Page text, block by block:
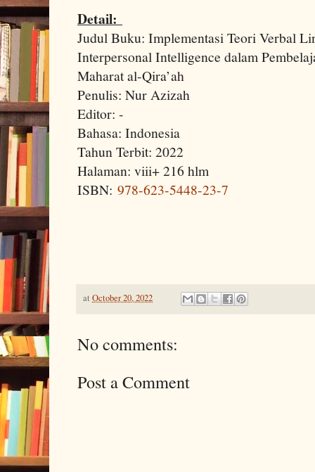
Detail:
Judul Buku: Implementasi Teori Verbal
Interpersonal Intelligence dalam
Maharat al-Qira’ah
Penulis: Nur Azizah
Editor: -
Bahasa: Indonesia
Tahun Terbit: 2022
Halaman: viii+ 216 hlm
ISBN: 978-623-5448-23-7
at October 20, 2022
No comments:
Post a Comment